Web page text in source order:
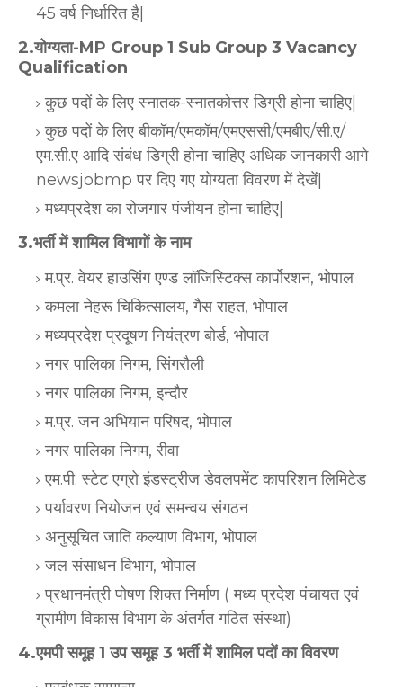
45 वर्ष निर्धारित है|
2.योग्यता-MP Group 1 Sub Group 3 Vacancy
Qualification
कुछ पदों के लिए स्नातक-स्नातकोत्तर डिग्री होना चाहिए|
कुछ पदों के लिए बीकॉम/एमकॉम/एमएससी/एमबीए/सी.ए/
एम.सी.ए आदि संबंध डिग्री होना चाहिए अधिक जानकारी आगे
newsjobmp पर दिए गए योग्यता विवरण में देखें|
मध्यप्रदेश का रोजगार पंजीयन होना चाहिए|
3.भर्ती में शामिल विभागों के नाम
म.प्र. वेयर हाउसिंग एण्ड लॉजिस्टिक्स कार्पोरशन, भोपाल
कमला नेहरू चिकित्सालय, गैस राहत, भोपाल
मध्यप्रदेश प्रदूषण नियंत्रण बोर्ड, भोपाल
नगर पालिका निगम, सिंगरौली
नगर पालिका निगम, इन्दौर
म.प्र. जन अभियान परिषद, भोपाल
नगर पालिका निगम, रीवा
एम.पी. स्टेट एग्रो इंडस्ट्रीज डेवलपमेंट कापरिशन लिमिटेड
पर्यावरण नियोजन एवं समन्वय संगठन
अनुसूचित जाति कल्याण विभाग, भोपाल
जल संसाधन विभाग, भोपाल
प्रधानमंत्री पोषण शिक्त निर्माण ( मध्य प्रदेश पंचायत एवं
ग्रामीण विकास विभाग के अंतर्गत गठित संस्था)
4.एमपी समूह 1 उप समूह 3 भर्ती में शामिल पदों का विवरण